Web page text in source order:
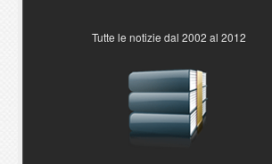
Tutte le notizie dal 2002 al 2012